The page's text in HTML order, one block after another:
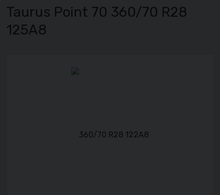
Taurus Point 70 360/70 R28
125A8